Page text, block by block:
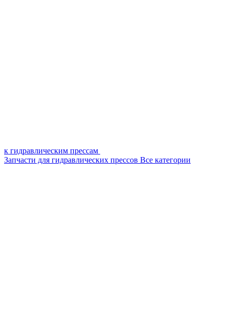
к гидравлическим прессам
Запчасти для гидравлических прессов Все категории